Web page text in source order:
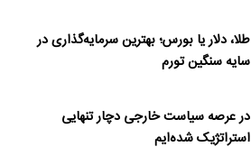
طلا، دلار یا بورس؛ بهترین سرمایه‌گذاری در
سایه سنگین تورم
در عرصه سیاست خارجی دچار تنهایی
استراتژیک شده‌ایم